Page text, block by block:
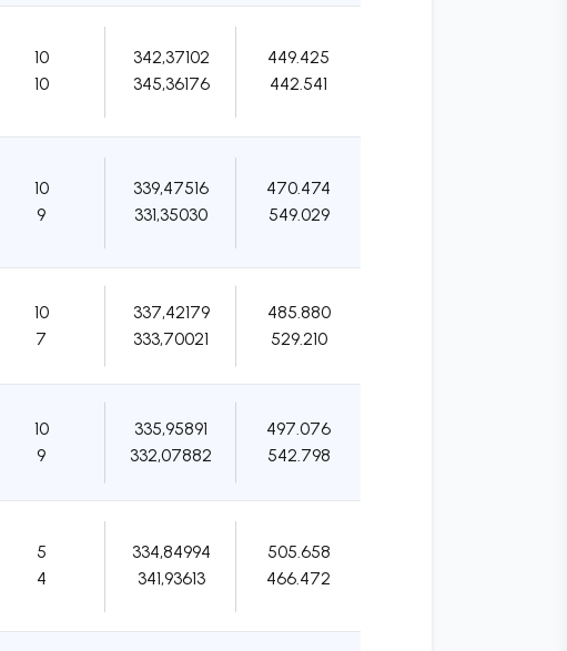
10
10
342,37102
345,36176
449.425
442.541
10
9
339,47516
331,35030
470.474
549.029
10
7
337,42179
333,70021
485.880
529.210
10
9
335,95891
332,07882
497.076
542.798
5
4
334,84994
341,93613
505.658
466.472